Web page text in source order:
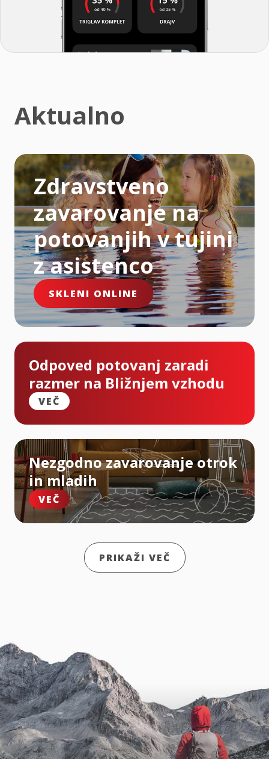
Aktualno
Zdravstveno
zavarovanje na
potovanjih v tujini
z asistenco
SKLENI ONLINE
Odpoved potovanj zaradi
razmer na Bližnjem vzhodu
VEČ
Nezgodno zavarovanje otrok
in mladih
VEČ
PRIKAŽI VEČ